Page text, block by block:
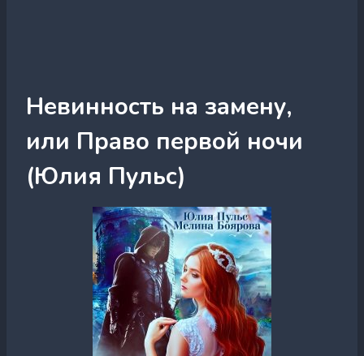
Невинность на замену,
или Право первой ночи
(Юлия Пульс)